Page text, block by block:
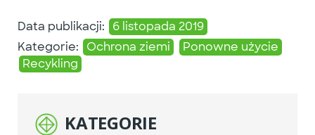
Data publikacji:
6 listopada 2019
Kategorie:
Ochrona ziemi
Ponowne użycie
Recykling
KATEGORIE